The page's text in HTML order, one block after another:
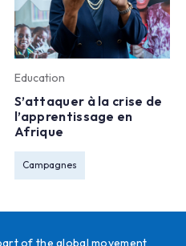
Education
S’attaquer à la crise de
l’apprentissage en
Afrique
Campagnes
of the global movement